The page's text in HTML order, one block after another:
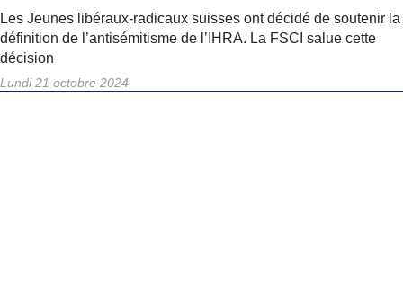
Les Jeunes libéraux-radicaux suisses ont décidé de soutenir la
définition de l’antisémitisme de l’IHRA. La FSCI salue cette
décision
Lundi 21 octobre 2024